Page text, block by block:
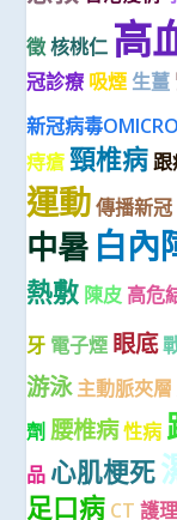
徵 核桃仁 高
冠診療 吸煙 生薑
新冠病毒
痔瘡 頸椎病
運動 傳播新冠
中暑 白內
熱敷 陳皮 高危
牙 電子煙 眼底
游泳 主動脈夾層
劑 腰椎病性病
品 心肌梗死
足口病 CT 護